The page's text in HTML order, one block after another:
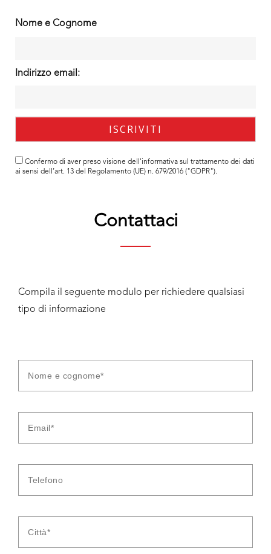
Nome e Cognome
Indirizzo email:
Confermo di aver preso visione dell'informativa sul trattamento dei dati
ai sensi dell’art. 13 del Regolamento (UE) n. 679/2016 ("GDPR").
Contattaci
Compila il seguente modulo per richiedere qualsiasi
tipo di informazione